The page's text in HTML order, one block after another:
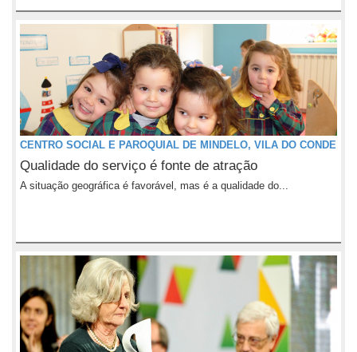
CENTRO SOCIAL E PAROQUIAL DE MINDELO, VILA DO CONDE
Qualidade do serviço é fonte de atração
A situação geográfica é favorável, mas é a qualidade do...